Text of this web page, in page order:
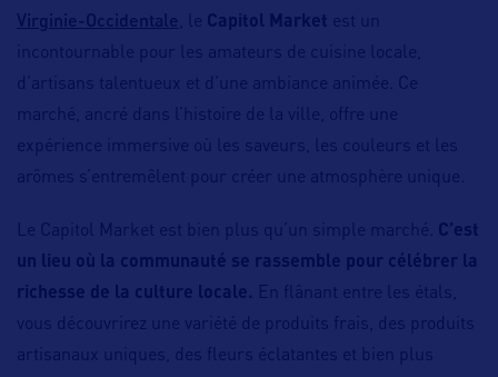
Virginie-Occidentale , le Capitol Market est un
incontournable pour les amateurs de cuisine locale,
d’artisans talentueux et d’une ambiance animée. Ce
marché, ancré dans l’histoire de la ville, offre une
expérience immersive où les saveurs, les couleurs et les
arômes s’entremêlent pour créer une atmosphère unique.
Le Capitol Market est bien plus qu’un simple marché. C’est
un lieu où la communauté se rassemble pour célébrer la
richesse de la culture locale. En flânant entre les étals,
vous découvrirez une variété de produits frais, des produits
artisanaux uniques, des fleurs éclatantes et bien plus